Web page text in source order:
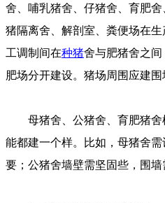
舍、哺乳猪舍、仔猪舍、育肥
猪隔离舍、解剖室、粪便场在
工调制间在种猪舍与肥猪舍之
肥场分开建设。猪场周围应建围
母猪舍、公猪舍、育肥猪舍
能都建一个样。比如，母猪舍
要；公猪舍墙壁需坚固些，围墙